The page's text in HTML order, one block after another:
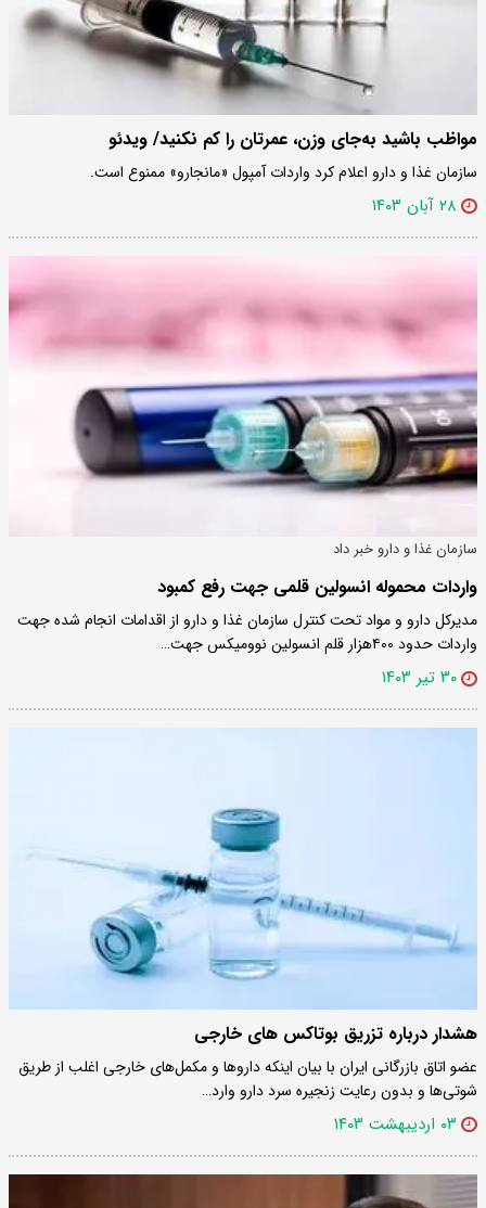
مواظب باشید به‌جای وزن، عمرتان را کم نکنید/ ویدئو
سازمان غذا و دارو اعلام کرد واردات آمپول «مانجارو» ممنوع است.
۲۸ آبان ۱۴۰۳
سازمان غذا و دارو خبر داد
واردات محموله انسولین قلمی جهت رفع کمبود
مدیرکل دارو و مواد تحت کنترل سازمان غذا و دارو از اقدامات انجام شده جهت
واردات حدود ۴۰۰هزار قلم انسولین نوومیکس جهت…
۳۰ تیر ۱۴۰۳
هشدار درباره تزریق بوتاکس های خارجی
عضو اتاق بازرگانی ایران با بیان اینکه دارو‌ها و مکمل‌های خارجی اغلب از طریق
شوتی‌ها و بدون رعایت زنجیره سرد دارو وارد…
۰۳ اردیبهشت ۱۴۰۳